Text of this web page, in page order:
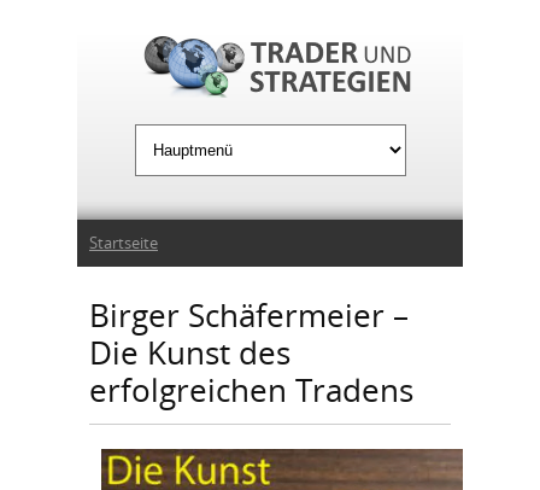
Sie sind hier
Startseite
Birger Schäfermeier –
Die Kunst des
erfolgreichen Tradens